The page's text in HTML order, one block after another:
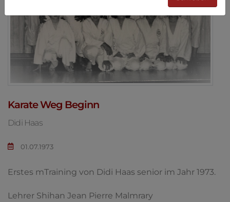
Karate Weg Beginn
Didi Haas
01.07.1973
Erstes mTraining von Didi Haas senior im Jahr 1973.
Lehrer Shihan Jean Pierre Malmrary